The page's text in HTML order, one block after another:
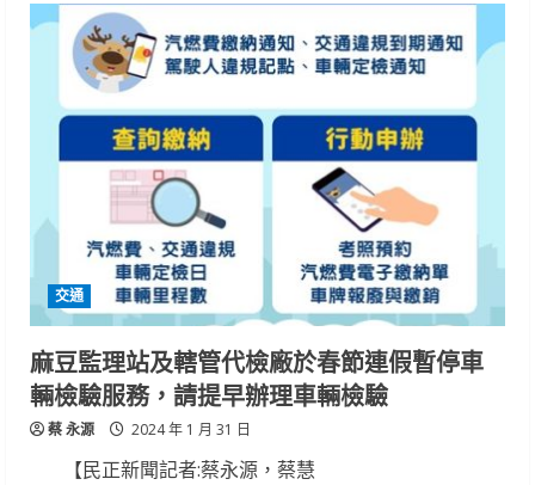
平
燈
區
14
場
空
中
展
演
將
點
亮
平
漁
港
夜
空
交通
麻豆監理站及轄管代檢廠於春節連假暫停車
輛檢驗服務，請提早辦理車輛檢驗
蔡 永源 2024 年 1 月 31 日
【民正新聞記者:蔡永源，蔡慧